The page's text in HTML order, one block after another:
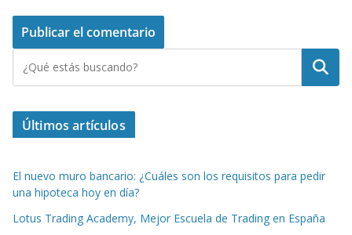
Buscar
Últimos artículos
El nuevo muro bancario: ¿Cuáles son los requisitos para pedir
una hipoteca hoy en día?
Lotus Trading Academy, Mejor Escuela de Trading en España